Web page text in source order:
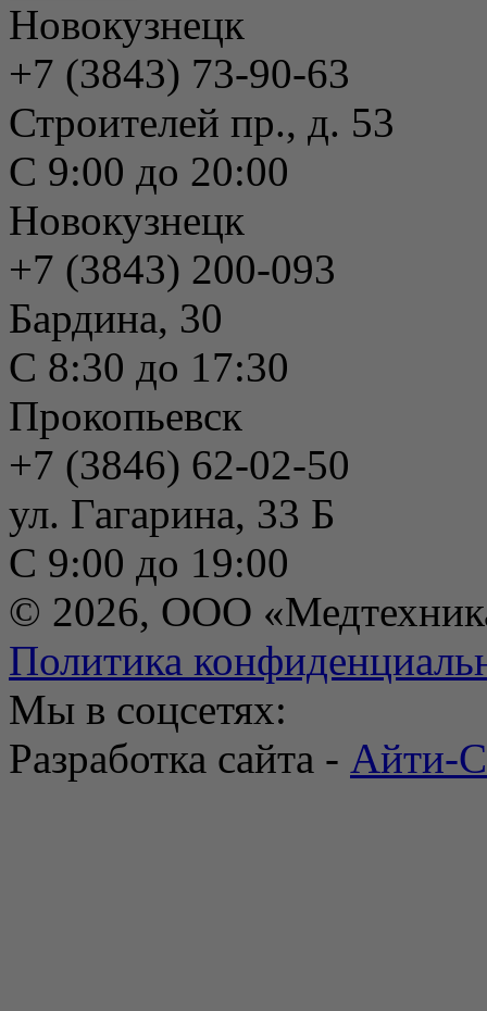
Новокузнецк
+7 (3843) 73-90-63
Строителей пр., д. 53
С 9:00 до 20:00
Новокузнецк
+7 (3843) 200-093
Бардина, 30
С 8:30 до 17:30
Прокопьевск
+7 (3846) 62-02-50
ул. Гагарина, 33 Б
С 9:00 до 19:00
© 2026, ООО
Политика
Мы в соцсетях:
Разработка сайта - Айти-